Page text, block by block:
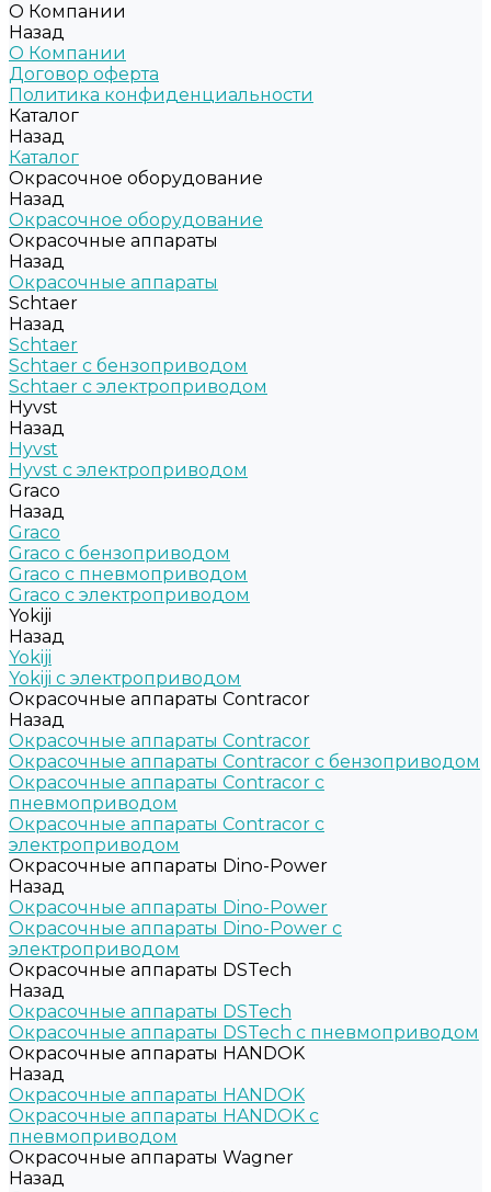
О Компании
Назад
О Компании
Договор оферта
Политика конфиденциальности
Каталог
Назад
Каталог
Окрасочное оборудование
Назад
Окрасочное оборудование
Окрасочные аппараты
Назад
Окрасочные аппараты
Schtaer
Назад
Schtaer
Schtaer с бензоприводом
Schtaer c электроприводом
Hyvst
Назад
Hyvst
Hyvst с электроприводом
Graco
Назад
Graco
Graco c бензоприводом
Graco с пневмоприводом
Graco с электроприводом
Yokiji
Назад
Yokiji
Yokiji c электроприводом
Окрасочные аппараты Contracor
Назад
Окрасочные аппараты Contracor
Окрасочные аппараты Contracor с бензоприводом
Окрасочные аппараты Contracor с
пневмоприводом
Окрасочные аппараты Contracor с
электроприводом
Окрасочные аппараты Dino-Power
Назад
Окрасочные аппараты Dino-Power
Окрасочные аппараты Dino-Power с
электроприводом
Окрасочные аппараты DSTech
Назад
Окрасочные аппараты DSTech
Окрасочные аппараты DSTech c пневмоприводом
Окрасочные аппараты HANDOK
Назад
Окрасочные аппараты HANDOK
Окрасочные аппараты HANDOK c
пневмоприводом
Окрасочные аппараты Wagner
Назад